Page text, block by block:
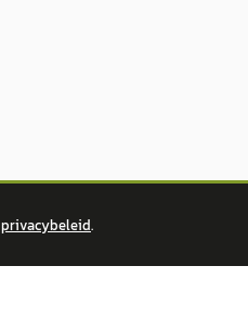
privacybeleid.